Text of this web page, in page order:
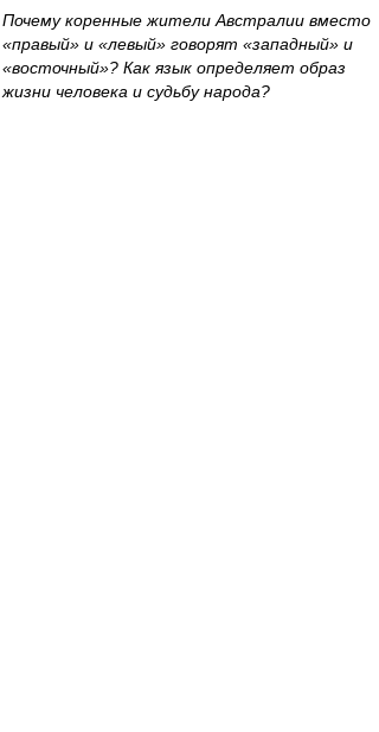
Почему коренные жители Австралии вместо
«правый» и «левый» говорят «западный» и
«восточный»? Как язык определяет образ
жизни человека и судьбу народа?